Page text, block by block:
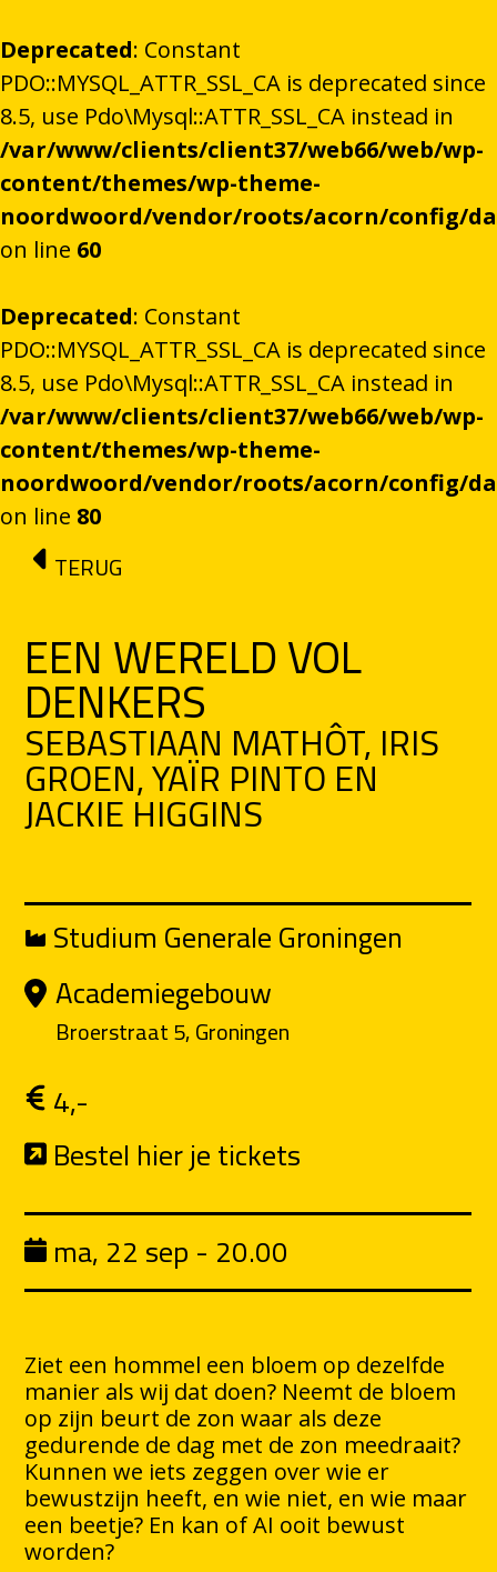
Deprecated: Constant
PDO::MYSQL_ATTR_SSL_CA is deprecated since
8.5, use Pdo\Mysql::ATTR_SSL_CA instead in
/var/www/clients/client37/web66/web/wp-
content/themes/wp-theme-
noordwoord/vendor/roots/acorn/config/
on line 60
Deprecated: Constant
PDO::MYSQL_ATTR_SSL_CA is deprecated since
8.5, use Pdo\Mysql::ATTR_SSL_CA instead in
/var/www/clients/client37/web66/web/wp-
content/themes/wp-theme-
noordwoord/vendor/roots/acorn/config/
on line 80
Ga naar de inhoud
TERUG
EEN WERELD VOL
DENKERS
SEBASTIAAN MATHÔT, IRIS
GROEN, YAÏR PINTO EN
JACKIE HIGGINS
Studium Generale Groningen
Academiegebouw
Broerstraat 5, Groningen
4,-
Bestel hier je tickets
ma, 22 sep - 20.00
Ziet een hommel een bloem op dezelfde
manier als wij dat doen? Neemt de bloem
op zijn beurt de zon waar als deze
gedurende de dag met de zon meedraait?
Kunnen we iets zeggen over wie er
bewustzijn heeft, en wie niet, en wie maar
een beetje? En kan of AI ooit bewust
worden?